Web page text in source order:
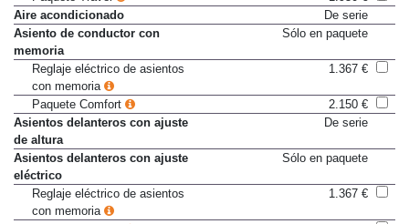
Paquete Travel
1.950 €
Aire acondicionado
De serie
Asiento de conductor con
memoria
Reglaje eléctrico de asientos
con memoria
Paquete Comfort
2.150 €
Asientos delanteros con ajuste
de altura
Asientos delanteros con ajuste
eléctrico
Reglaje eléctrico de asientos